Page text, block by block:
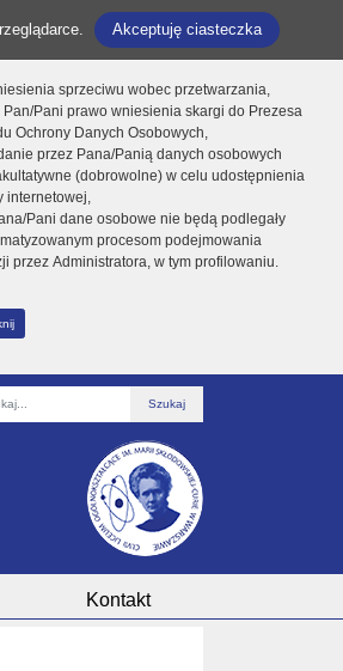
Akceptuję ciasteczka
sprzeciwu wobec przetwarzania,
Pan/Pani prawo wniesienia skargi do Prezesa
Ochrony Danych Osobowych,
przez Pana/Panią danych osobowych
(dobrowolne) w celu udostępnienia
internetowej,
Pani dane osobowe nie będą podlegały
procesom podejmowania
przez Administratora, w tym profilowaniu.
Kontakt